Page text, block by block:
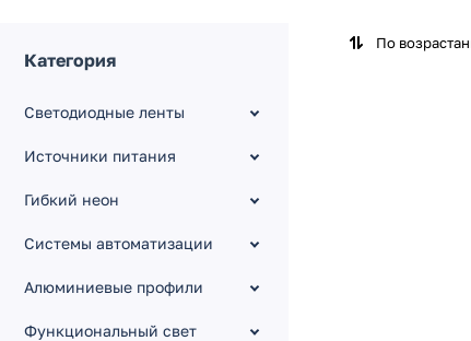
По
Категория
Светодиодные ленты
Источники питания
Гибкий неон
Системы автоматизации
Алюминиевые профили
Функциональный свет